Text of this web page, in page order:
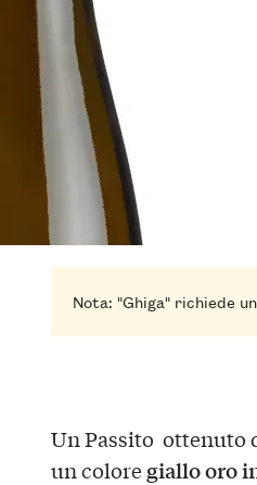
Nota: "Ghiga" richiede
Un Passito ottenuto
un coloregiallo oro